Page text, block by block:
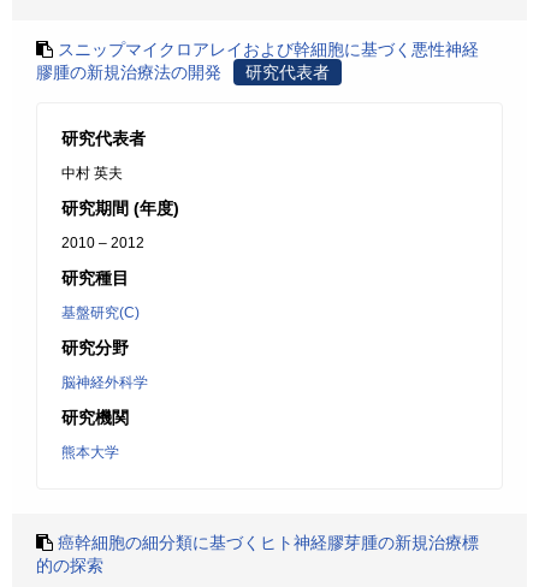
スニップマイクロアレイおよび幹細胞に基づく悪性神経
膠腫の新規治療法の開発
研究代表者
研究代表者
中村 英夫
研究期間 (年度)
2010 – 2012
研究種目
基盤研究(C)
研究分野
脳神経外科学
研究機関
熊本大学
癌幹細胞の細分類に基づくヒト神経膠芽腫の新規治療標
的の探索